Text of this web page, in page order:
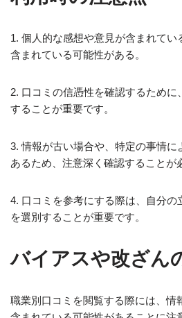
1. 個人的な感想や意見が含まれて
含まれている可能性がある。
2. 口コミの信憑性を確認するために
することが重要です。
3. 情報が古い場合や、特定の事情に
あるため、注意深く確認することが
4. 口コミを参考にする際は、自分の
を選別することが重要です。
バイアスや改ざん
職業別口コミを閲覧する際には、情